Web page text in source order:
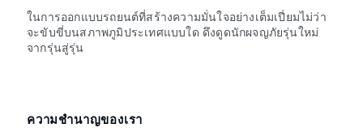
ในการออกแบบรถยนต์ที่สร้างความมั่นใจอย่างเต็มเปี่ยมไม่ว่า
จะขับขี่บนสภาพภูมิประเทศแบบใด ดึงดูดนักผจญภัยรุ่นใหม่
จากรุ่นสู่รุ่น
ความชำนาญของเรา